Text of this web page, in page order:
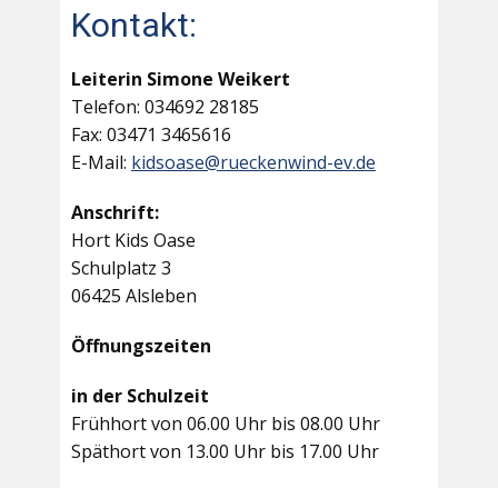
Kontakt:
Leiterin Simone Weikert
Telefon: 034692 28185
Fax: 03471 3465616
E-Mail: kidsoase@rueckenwind-ev.de
Anschrift:
Hort Kids Oase
Schulplatz 3
06425 Alsleben
Öffnungszeiten
in der Schulzeit
Frühhort von 06.00 Uhr bis 08.00 Uhr
Späthort von 13.00 Uhr bis 17.00 Uhr